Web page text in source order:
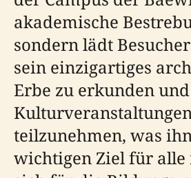
akademische
sondern lädt
sein einzigartiges
Erbe zu erkunden
teilzunehmen, was
wichtigen Ziel für alle